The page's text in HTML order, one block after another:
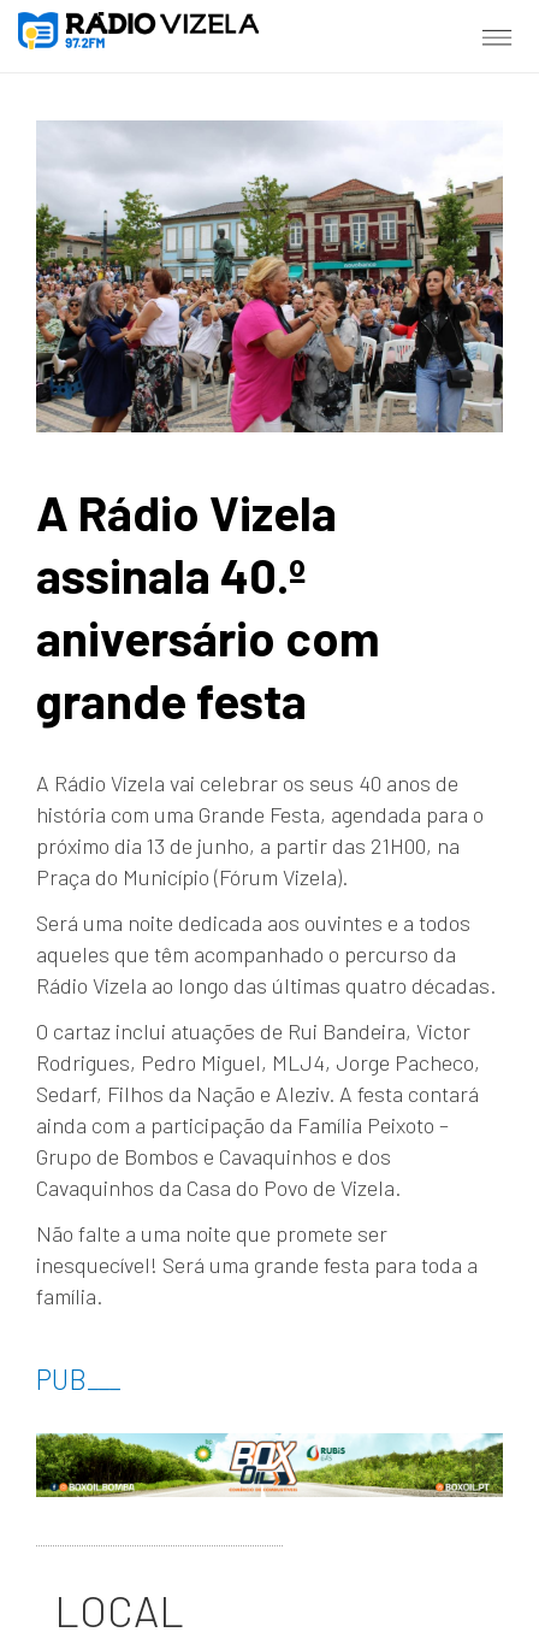
A Rádio Vizela
assinala 40.º
aniversário com
grande festa
A Rádio Vizela vai celebrar os seus 40 anos de
história com uma Grande Festa, agendada para o
próximo dia 13 de junho, a partir das 21H00, na
Praça do Município (Fórum Vizela).
Será uma noite dedicada aos ouvintes e a todos
aqueles que têm acompanhado o percurso da
Rádio Vizela ao longo das últimas quatro décadas.
O cartaz inclui atuações de Rui Bandeira, Victor
Rodrigues, Pedro Miguel, MLJ4, Jorge Pacheco,
Sedarf, Filhos da Nação e Aleziv. A festa contará
ainda com a participação da Família Peixoto –
Grupo de Bombos e Cavaquinhos e dos
Cavaquinhos da Casa do Povo de Vizela.
Não falte a uma noite que promete ser
inesquecível! Será uma grande festa para toda a
família.
PUB
LOCAL